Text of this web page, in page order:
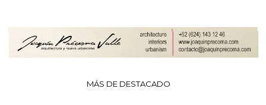
MÁS DE DESTACADO